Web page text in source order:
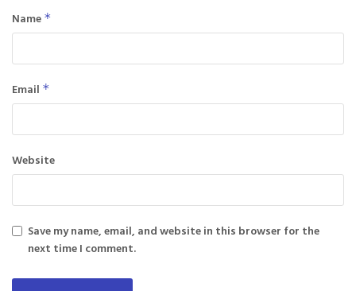
Name *
Email *
Website
Save my name, email, and website in this browser for the
next time I comment.